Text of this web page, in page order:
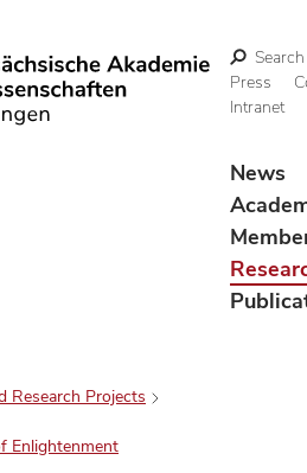
Search
Press
Intranet
News
Research Projects
Enlightenment